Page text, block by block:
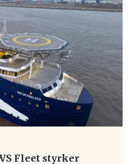
Fleet styrker